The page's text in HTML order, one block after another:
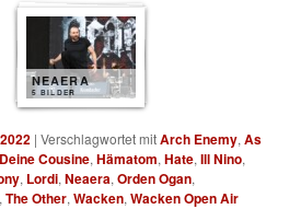
NEAERA
5 BILDER
|Verschlagwortet mitArch Enemy,As
Deine Cousine,Hämatom,Hate,Ill Nino,
, Lordi,Neaera,Orden Ogan,
,The Other,Wacken,Wacken Open Air